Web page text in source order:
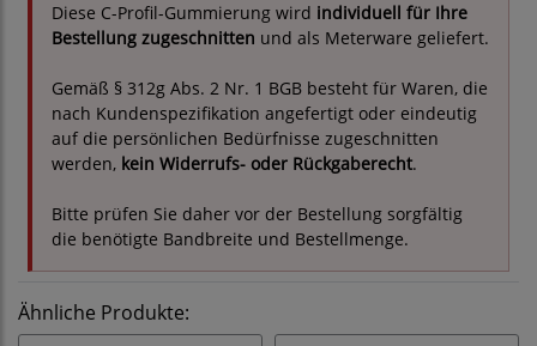
Diese C-Profil-Gummierung wird individuell für Ihre
Bestellung zugeschnitten und als Meterware geliefert.
Gemäß § 312g Abs. 2 Nr. 1 BGB besteht für Waren, die
nach Kundenspezifikation angefertigt oder eindeutig
auf die persönlichen Bedürfnisse zugeschnitten
werden, kein Widerrufs- oder Rückgaberecht.
Bitte prüfen Sie daher vor der Bestellung sorgfältig
die benötigte Bandbreite und Bestellmenge.
Ähnliche Produkte: